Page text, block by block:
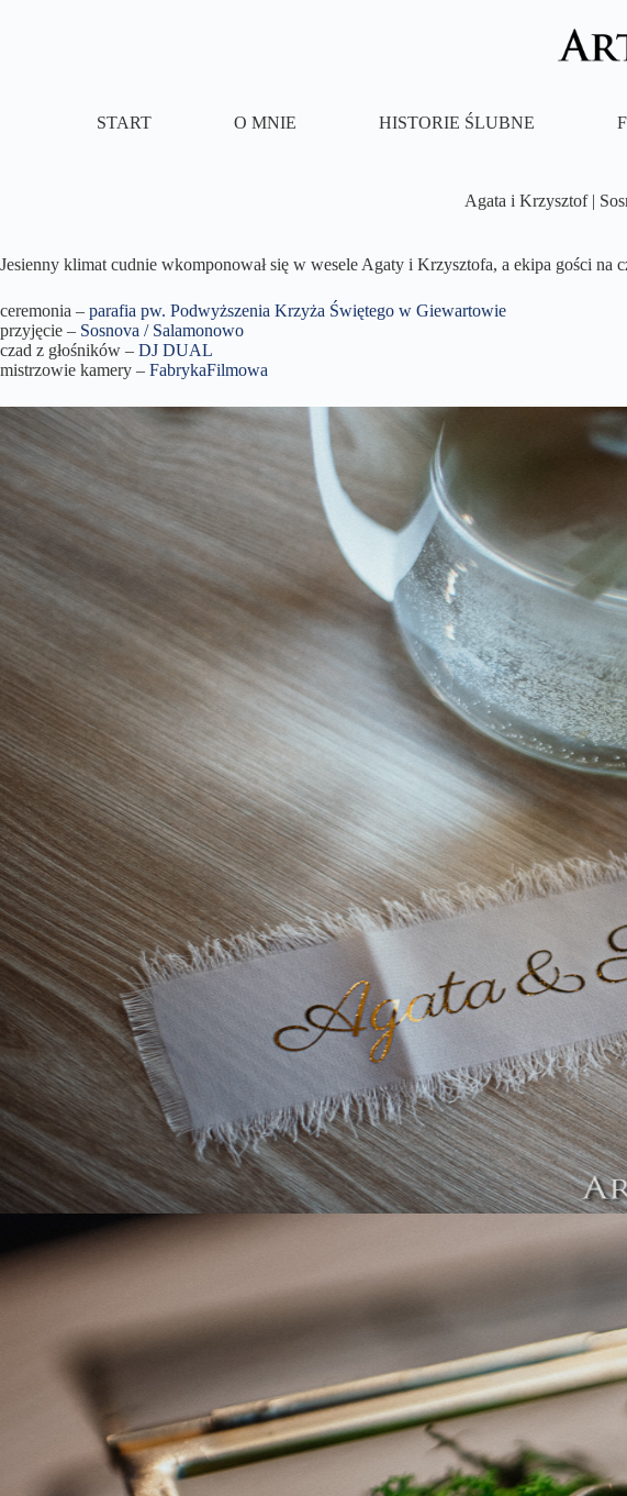
START O MNIE HISTORIE ŚLUBNE
Agata i Krzysztof |
Jesienny klimat cudnie wkomponował się w wesele Agaty i Krzysztofa, a ekipa gości na
ceremonia – parafia pw. Podwyższenia Krzyża Świętego w Giewartowie
przyjęcie – Sosnova / Salamonowo
czad z głośników – DJ DUAL
mistrzowie kamery – FabrykaFilmowa